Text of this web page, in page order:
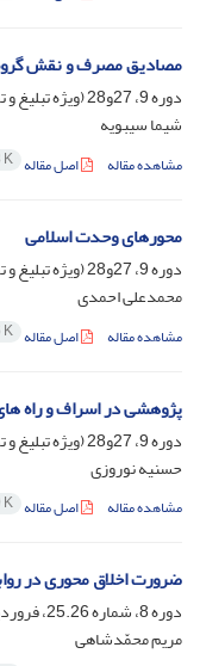
مصادیق مصرف و نقش
دوره 9، 27و28 (ویژه تبلیغ و تربیت)، تیر 1389، صفحه
شیما سیبویه
مشاهده مقاله اصل مقاله
محورهای وحدت اسلامی
دوره 9، 27و28 (ویژه تبلیغ و تربیت)، تیر 1389، صفحه
محمدعلی احمدی
مشاهده مقاله اصل مقاله
پژوهشی در اسراف و راه
دوره 9، 27و28 (ویژه تبلیغ و تربیت)، تیر 1389، صفحه
حسنیه نوروزی
مشاهده مقاله اصل مقاله
ضرورت اخلاق محوری در
دوره 8، شماره 25.26، فروردین 1389، صفحه
مریم محمّدشاهی